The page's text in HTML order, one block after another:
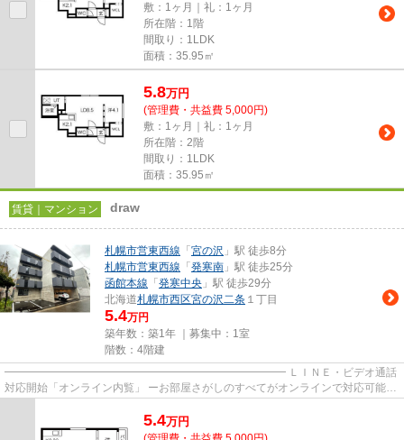
敷：1ヶ月｜礼：1ヶ月
所在階：1階
間取り：1LDK
面積：35.95㎡
5.8万円
(管理費・共益費 5,000円)
敷：1ヶ月｜礼：1ヶ月
所在階：2階
間取り：1LDK
面積：35.95㎡
賃貸｜マンション draw
札幌市営東西線 「 宮の沢 」駅 徒歩8分
札幌市営東西線 「 発寒南 」駅 徒歩25分
函館本線 「 発寒中央 」駅 徒歩29分
北海道札幌市西区宮の沢二条 １丁目
5.4万円
築年数：築1年 ｜募集中： 1室
階数：4階建
━━━━━━━━━━━━━━━━━━━━━━━━━━ ＬＩＮＥ・ビデオ通話
対応開始「オンライン内覧」 ーお部屋さがしのすべてがオンラインで対応可能ー
5.4万円